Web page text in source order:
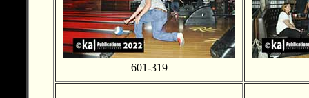
601-319